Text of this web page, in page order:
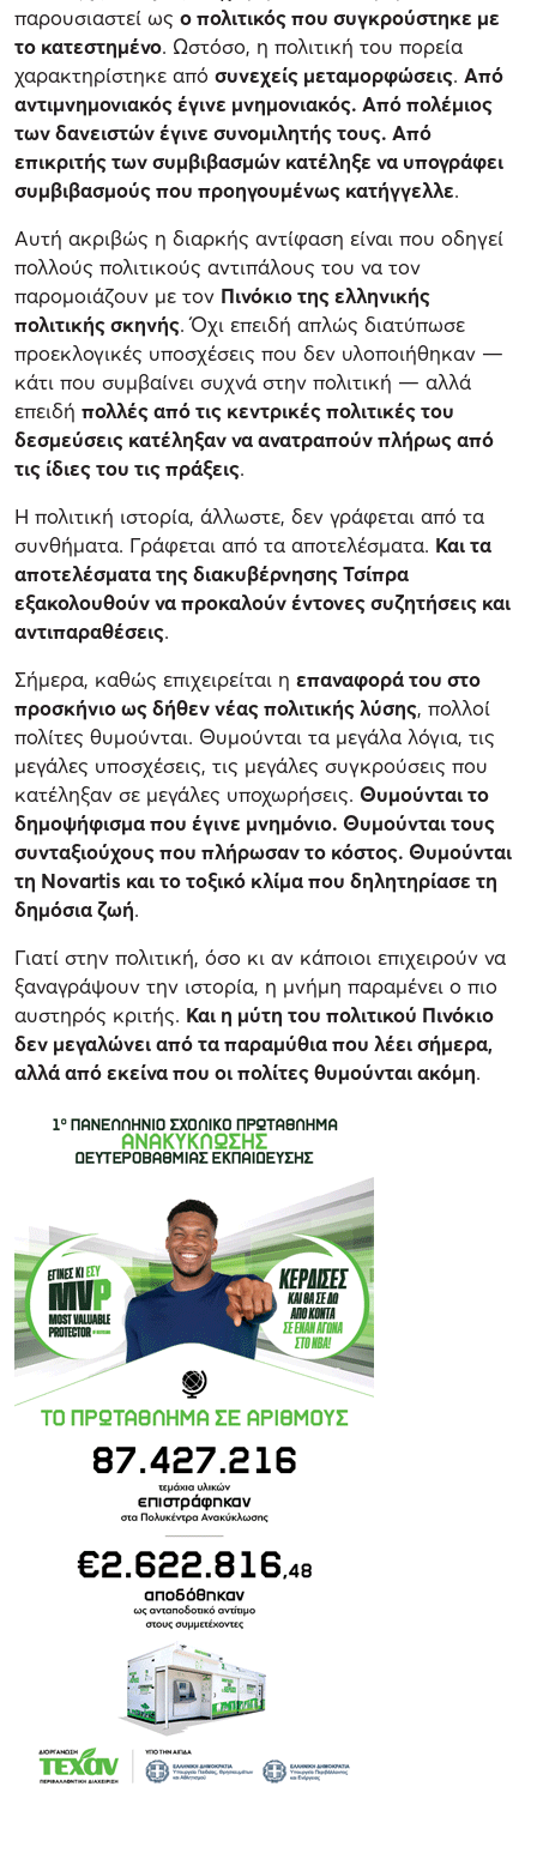
παρουσιαστεί ως ο πολιτικός που συγκρούστηκε με
το κατεστημένο. Ωστόσο, η πολιτική του πορεία
χαρακτηρίστηκε από συνεχείς μεταμορφώσεις. Από
αντιμνημονιακός έγινε μνημονιακός. Από πολέμιος
των δανειστών έγινε συνομιλητής τους. Από
επικριτής των συμβιβασμών κατέληξε να υπογράφει
συμβιβασμούς που προηγουμένως κατήγγελλε.
Αυτή ακριβώς η διαρκής αντίφαση είναι που οδηγεί
πολλούς πολιτικούς αντιπάλους του να τον
παρομοιάζουν με τον Πινόκιο της ελληνικής
πολιτικής σκηνής. Όχι επειδή απλώς διατύπωσε
προεκλογικές υποσχέσεις που δεν υλοποιήθηκαν —
κάτι που συμβαίνει συχνά στην πολιτική — αλλά
επειδή πολλές από τις κεντρικές πολιτικές του
δεσμεύσεις κατέληξαν να ανατραπούν πλήρως από
τις ίδιες του τις πράξεις.
Η πολιτική ιστορία, άλλωστε, δεν γράφεται από τα
συνθήματα. Γράφεται από τα αποτελέσματα. Και τα
αποτελέσματα της διακυβέρνησης Τσίπρα
εξακολουθούν να προκαλούν έντονες συζητήσεις και
αντιπαραθέσεις.
Σήμερα, καθώς επιχειρείται η επαναφορά του στο
προσκήνιο ως δήθεν νέας πολιτικής λύσης, πολλοί
πολίτες θυμούνται. Θυμούνται τα μεγάλα λόγια, τις
μεγάλες υποσχέσεις, τις μεγάλες συγκρούσεις που
κατέληξαν σε μεγάλες υποχωρήσεις. Θυμούνται το
δημοψήφισμα που έγινε μνημόνιο. Θυμούνται τους
συνταξιούχους που πλήρωσαν το κόστος. Θυμούνται
τη Novartis και το τοξικό κλίμα που δηλητηρίασε τη
δημόσια ζωή.
Γιατί στην πολιτική, όσο κι αν κάποιοι επιχειρούν να
ξαναγράψουν την ιστορία, η μνήμη παραμένει ο πιο
αυστηρός κριτής. Και η μύτη του πολιτικού Πινόκιο
δεν μεγαλώνει από τα παραμύθια που λέει σήμερα,
αλλά από εκείνα που οι πολίτες θυμούνται ακόμη.